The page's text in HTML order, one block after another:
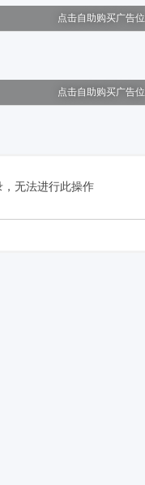
点击自助购买广告位
点击自助购买广告位
无法进行此操作